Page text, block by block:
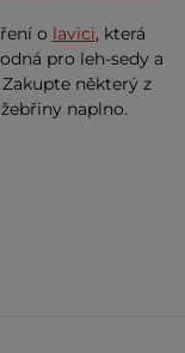
o lavici, která
pro leh-sedy a
některý z
naplno.